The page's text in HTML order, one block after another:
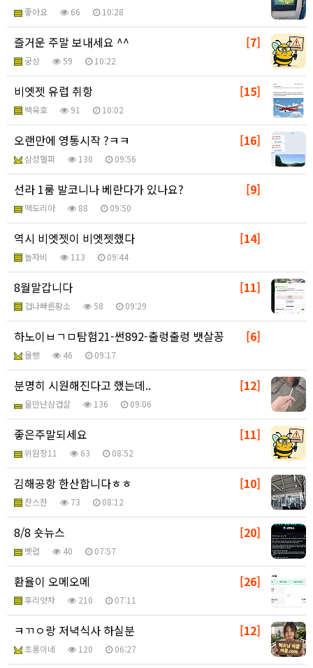
좋아요 66 10:28
[7]
즐거운 주말 보내세요 ^^
궁상 59 10:22
[15]
비엣젯 유럽 취항
백육호 91 10:02
[16]
오랜만에 영통시작 ?ㅋㅋ
삼성헬퍼 130 09:56
[9]
선라 1룸 발코니나 베란다가 있나요?
맥도리아 88 09:50
[14]
역시 비엣젯이 비엣젯했다
놀자비 113 09:44
[11]
8월말갑니다
겁나빠른황소 58 09:29
[6]
하노이ㅂㄱㅁ탐험21-썬892-출렁출렁 뱃살꽁
몰빵 46 09:17
[12]
분명히 시원해진다고 했는데..
물만난삼겹살 136 09:06
[11]
좋은주말되세요
위원장11 63 08:52
[10]
김해공항 한산합니다ㅎㅎ
찬스찬 73 08:12
[20]
8/8 숏뉴스
벳럽 40 07:57
[26]
환율이 오메오메
후리얏차 210 07:11
[12]
ㅋㄲㅇ랑 저녁식사 하실분
초롱이네 120 06:27